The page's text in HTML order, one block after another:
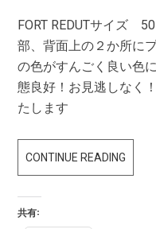
FORT REDUTサイズ
部、背面上の２か所に
の色がすんごく良い色
態良好！お見逃しなく
たします
CONTINUE READING
REDUT
共有: